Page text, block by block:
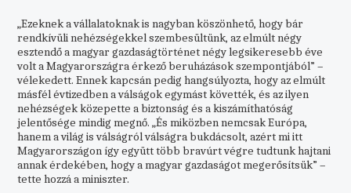
„Ezeknek a vállalatoknak is nagyban köszönhető, hogy bár
rendkívüli nehézségekkel szembesültünk, az elmúlt négy
esztendő a magyar gazdaságtörténet négy legsikeresebb éve
volt a Magyarországra érkező beruházások szempontjából” –
vélekedett. Ennek kapcsán pedig hangsúlyozta, hogy az elmúlt
másfél évtizedben a válságok egymást követték, és az ilyen
nehézségek közepette a biztonság és a kiszámíthatóság
jelentősége mindig megnő. „És miközben nemcsak Európa,
hanem a világ is válságról válságra bukdácsolt, azért mi itt
Magyarországon így együtt több bravúrt végre tudtunk hajtani
annak érdekében, hogy a magyar gazdaságot megerősítsük” –
tette hozzá a miniszter.